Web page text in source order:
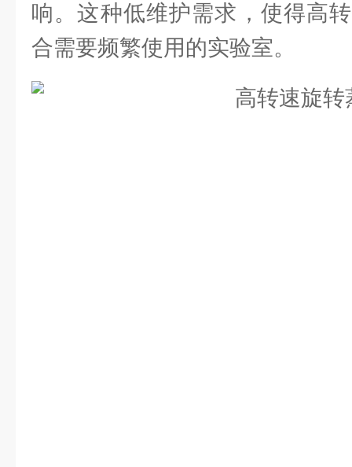
响。这种低维护需求，使得高
合需要频繁使用的实验室。